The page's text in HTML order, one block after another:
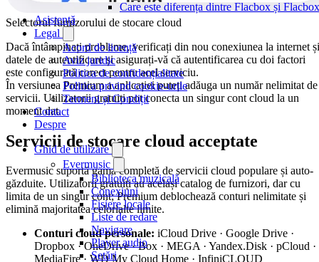
Care este diferența dintre Flacbox și
Asistență
Legal
Acord de licență
Aviz juridic
Politica de confidențialitate
Politica privind cookie-urile
Termeni și Condiții
Contact
Despre
Ghid de utilizare
Evermusic
Biblioteca muzicală
Conexiuni
Fișiere locale
Liste de redare
Navigare
Player audio
Setări
Selectorul furnizorului de stocare cloud
Dacă întâmpinați probleme, verificați din nou conexiunea la internet și
datele de autentificare și asigurați-vă că autentificarea cu doi factori
este configurată corect pentru acel serviciu.
În versiunea Premium a aplicației puteți adăuga un număr nelimitat de
servicii. Utilizatorii gratuiți pot conecta un singur cont cloud la un
moment dat.
Servicii de stocare cloud acceptate
Evermusic suportă gama completă de servicii cloud populare și auto-
găzduite. Utilizatorii gratuiți au același catalog de furnizori, dar cu
limita de un singur cont; Premium deblochează conturi nelimitate și
elimină majoritatea celorlalte limite.
Conturi cloud personale: iCloud Drive · Google Drive ·
Dropbox · OneDrive · Box · MEGA · Yandex.Disk · pCloud ·
MediaFire · WD My Cloud Home · InfiniCLOUD